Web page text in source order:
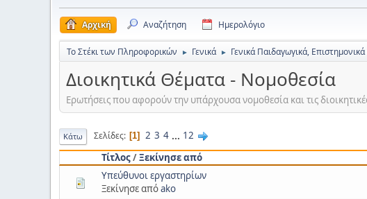
Αρχική Αναζήτηση Ημερολόγιο
Το Στέκι των Πληροφορικών ► Γενικά ► Γενικά Παιδαγωγικά,
Διοικητικά Θέματα - Νομοθεσία
Ερωτήσεις που αφορούν την υπάρχουσα νομοθεσία και τις
Κάτω Σελίδες 1 2 3 4 ... 12
Τίτλος/Ξεκίνησε από
Υπεύθυνοι εργαστηρίων
Ξεκίνησε απόako